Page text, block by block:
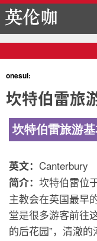
onesui:
坎特伯雷旅
坎特伯雷旅游
英文： Canterbury
简介： 坎特伯雷位
主教会在英国最早
堂是很多游客前往
的后花园”，清澈